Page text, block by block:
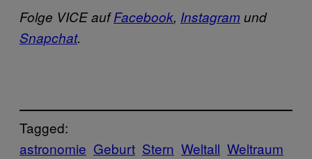
Folge VICE aufFacebook, Instagramund
Snapchat.
Tagged:
astronomie Geburt Stern Weltall Weltraum